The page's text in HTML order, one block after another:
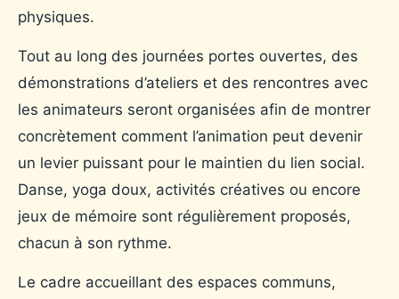
physiques.
Tout au long des journées portes ouvertes, des
démonstrations d’ateliers et des rencontres avec
les animateurs seront organisées afin de montrer
concrètement comment l’animation peut devenir
un levier puissant pour le maintien du lien social.
Danse, yoga doux, activités créatives ou encore
jeux de mémoire sont régulièrement proposés,
chacun à son rythme.
Le cadre accueillant des espaces communs,